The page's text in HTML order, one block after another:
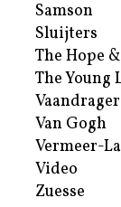
Samson
Sluijters
The Hope
The Young
Vaandrager
Van Gogh
Vermeer-
Video
Zuesse